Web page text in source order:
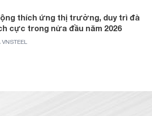
thích ứng thị trường, duy trì đà
cực trong nửa đầu năm 2026